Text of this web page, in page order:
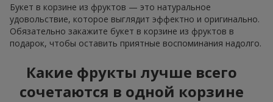
Букет в корзине из фруктов — это натуральное
удовольствие, которое выглядит эффектно и оригинально.
Обязательно закажите букет в корзине из фруктов в
подарок, чтобы оставить приятные воспоминания надолго.
Какие фрукты лучше всего
сочетаются в одной корзине